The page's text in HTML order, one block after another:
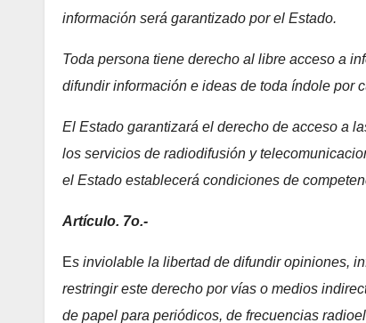
información será garantizado por el Estado.
Toda persona tiene derecho al libre acceso a
difundir información e ideas de toda índole por
El Estado garantizará el derecho de acceso a
los servicios de radiodifusión y
el Estado establecerá condiciones de
Artículo. 7o.-
Es inviolable la libertad de difundir opiniones,
restringir este derecho por vías o medios
de papel para periódicos, de frecuencias